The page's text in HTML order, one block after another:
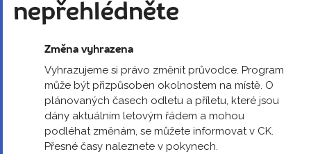
nepřehlédněte
Změna vyhrazena
Vyhrazujeme si právo změnit průvodce. Program
může být přizpůsoben okolnostem na místě. O
plánovaných časech odletu a příletu, které jsou
dány aktuálním letovým řádem a mohou
podléhat změnám, se můžete informovat v CK.
Přesné časy naleznete v pokynech.